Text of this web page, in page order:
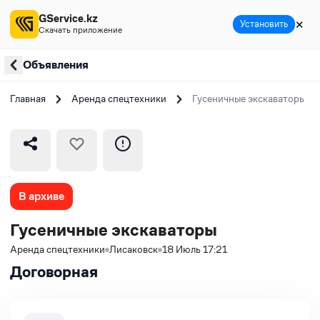
Объявления
Главная Аренда спецтехники Гусеничные экскаваторы
В архиве
Гусеничные экскаваторы
Аренда спецтехники Лисаковск 18 Июль 17:21
Договорная
GService.kz
Скачать приложение Установить ✕